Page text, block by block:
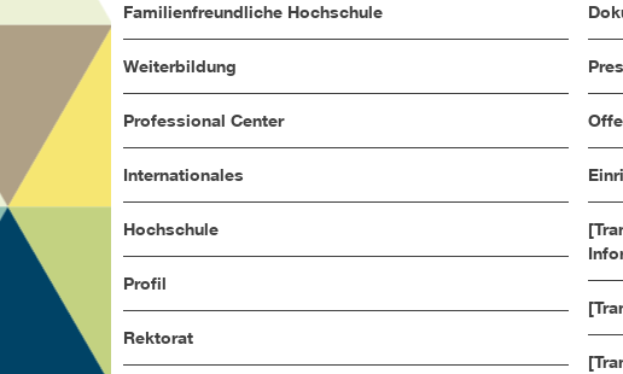
Familienfreundliche Hochschule
Weiterbildung
Professional Center
Internationales
Hochschule
Profil
Rektorat